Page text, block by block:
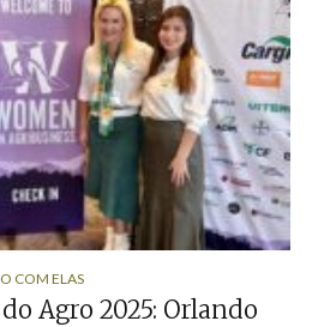
COM ELAS
Agro 2025: Orlando